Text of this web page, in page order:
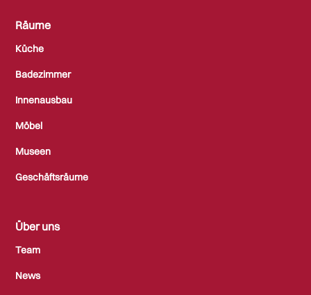
Räume
Küche
Badezimmer
Innenausbau
Möbel
Museen
Geschäftsräume
Über uns
Team
News